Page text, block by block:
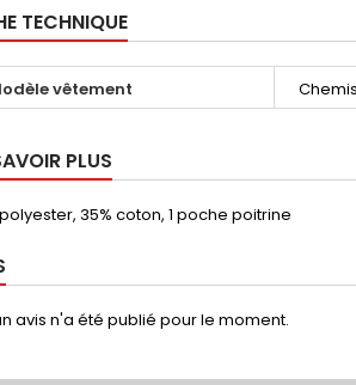
TECHNIQUE
vêtement
PLUS
35% coton, 1 poche poitrine
avis n'a été publié pour le moment.